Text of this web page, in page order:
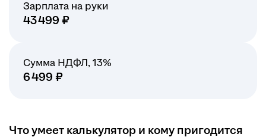
Зарплата на руки
43 499 ₽
Сумма НДФЛ, 13%
6 499 ₽
Что умеет калькулятор и кому пригодится